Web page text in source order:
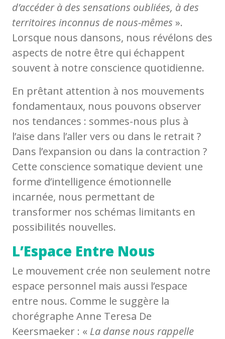
d’accéder à des sensations oubliées, à des
territoires inconnus de nous-mêmes ».
Lorsque nous dansons, nous révélons des
aspects de notre être qui échappent
souvent à notre conscience quotidienne.
En prêtant attention à nos mouvements
fondamentaux, nous pouvons observer
nos tendances : sommes-nous plus à
l’aise dans l’aller vers ou dans le retrait ?
Dans l’expansion ou dans la contraction ?
Cette conscience somatique devient une
forme d’intelligence émotionnelle
incarnée, nous permettant de
transformer nos schémas limitants en
possibilités nouvelles.
L’Espace Entre Nous
Le mouvement crée non seulement notre
espace personnel mais aussi l’espace
entre nous. Comme le suggère la
chorégraphe Anne Teresa De
Keersmaeker : « La danse nous rappelle